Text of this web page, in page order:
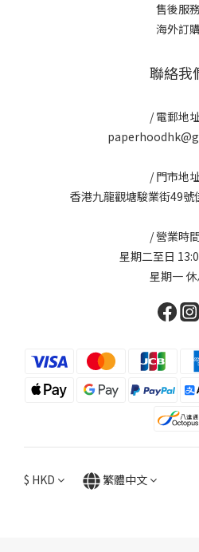
售後服務
海外訂
聯絡我
/ 電郵地
/ 門市地
香港九龍觀塘駿業街49號
/ 營業時
星期二至日
星期一
$ HKD 繁體中文